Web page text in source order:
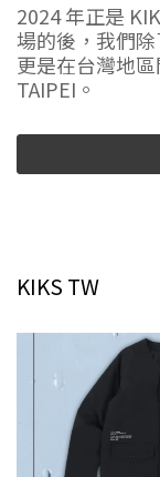
2024 年正是
場的後，我們除
更是在台灣地
TAIPEI。
KIKS TW